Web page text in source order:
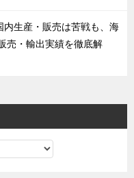
内生産・販売は苦戦も、海
売・輸出実績を徹底解